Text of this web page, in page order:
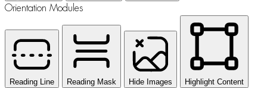
Orientation Modules
Reading Line Reading Mask Hide Images Highlight Content